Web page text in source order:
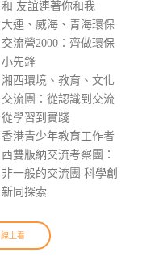
和 友誼連著你和我
大連、威海、青海環保
交流營2000：齊做環保
小先鋒
湘西環境、教育、文化
交流團：從認識到交流
從學習到實踐
香港青少年教育工作者
西雙版納交流考察團：
非一般的交流團 科學創
新同探索
線上看